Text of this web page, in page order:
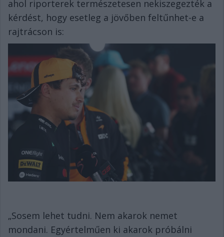
ahol riporterek természetesen nekiszegezték a
kérdést, hogy esetleg a jövőben feltűnhet-e a
rajtrácson is:
„Sosem lehet tudni. Nem akarok nemet
mondani. Egyértelműen ki akarok próbálni